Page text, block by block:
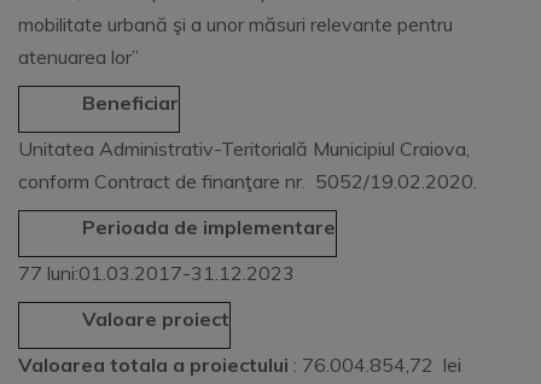
mobilitate urbană şi a unor măsuri relevante pentru
atenuarea lor’’
Beneficiar
Unitatea Administrativ-Teritorială Municipiul Craiova,
conform Contract de finanţare nr. 5052/19.02.2020.
Perioada de implementare
77 luni:01.03.2017-31.12.2023
Valoare proiect
Valoarea totala a proiectului : 76.004.854,72 lei